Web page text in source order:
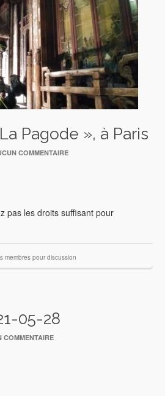
Pagode », à Paris
COMMENTAIRE
pas les droits suffisant pour
membres pour discussion
05-28
COMMENTAIRE